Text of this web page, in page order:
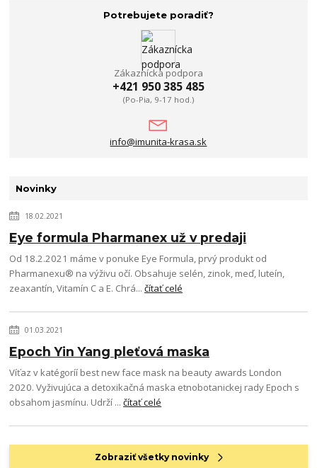
Potrebujete poradiť?
Zákaznícka podpora
+421 950 385 485
(Po-Pia, 9-17 hod.)
info@imunita-krasa.sk
Novinky
18.02.2021
Eye formula Pharmanex už v predaji
Od 18.2.2021 máme v ponuke Eye Formula, prvý produkt od
Pharmanexu® na výživu očí. Obsahuje selén, zinok, meď, luteín,
zeaxantín, Vitamín C a E. Chrá...čítať celé
01.03.2021
Epoch Yin Yang pleťová maska
Víťaz v katégoríí best new face mask na beauty awards London
2020. Vyživujúca a detoxikačná maska etnobotanickej rady Epoch s
obsahom jasmínu. Udrží ...čítať celé
Zobraziť všetky novinky